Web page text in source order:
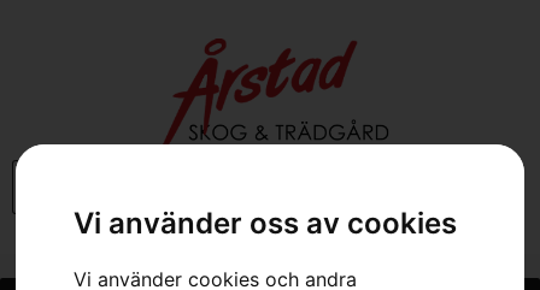
Vi använder oss av cookies
Vi använder cookies och andra